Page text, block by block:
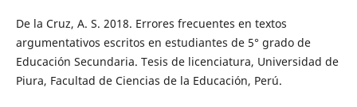
De la Cruz, A. S. 2018. Errores frecuentes en textos
argumentativos escritos en estudiantes de 5° grado de
Educación Secundaria. Tesis de licenciatura, Universidad de
Piura, Facultad de Ciencias de la Educación, Perú.